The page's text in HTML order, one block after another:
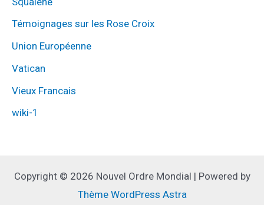
Témoignages sur les Rose Croix
Union Européenne
Vatican
Vieux Francais
wiki-1
Copyright © 2026 Nouvel Ordre Mondial | Powered by
Thème WordPress Astra